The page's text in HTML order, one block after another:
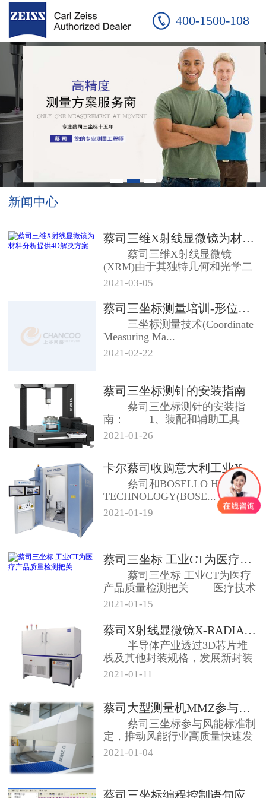
400-1500-108
新闻中心
蔡司三维X射线显微镜为材料分析提...
蔡司三维X射线显微镜
(XRM)由于其独特几何和光学二
级放大架构，...
2021-03-05
蔡司三坐标测量培训-形位公差及测...
三坐标测量技术(Coordinate
Measuring Ma...
2021-02-22
蔡司三坐标测针的安装指南
蔡司三坐标测针的安装指
南： 1、装配和辅助工具
合适...
2021-01-26
卡尔蔡司收购意大利工业X射线系统...
蔡司和BOSELLO HIGH
TECHNOLOGY(BOSE...
2021-01-19
蔡司三坐标 工业CT为医疗产品质...
蔡司三坐标 工业CT为医疗
产品质量检测把关 医疗技术
行业监...
2021-01-15
蔡司X射线显微镜X-RADIA半...
半导体产业透过3D芯片堆
栈及其他封装规格，发展新封装
方法和测试方...
2021-01-11
蔡司大型测量机MMZ参与风力发电...
蔡司三坐标参与风能标准制
定，推动风能行业高质量快速发
展，落实“3...
2021-01-04